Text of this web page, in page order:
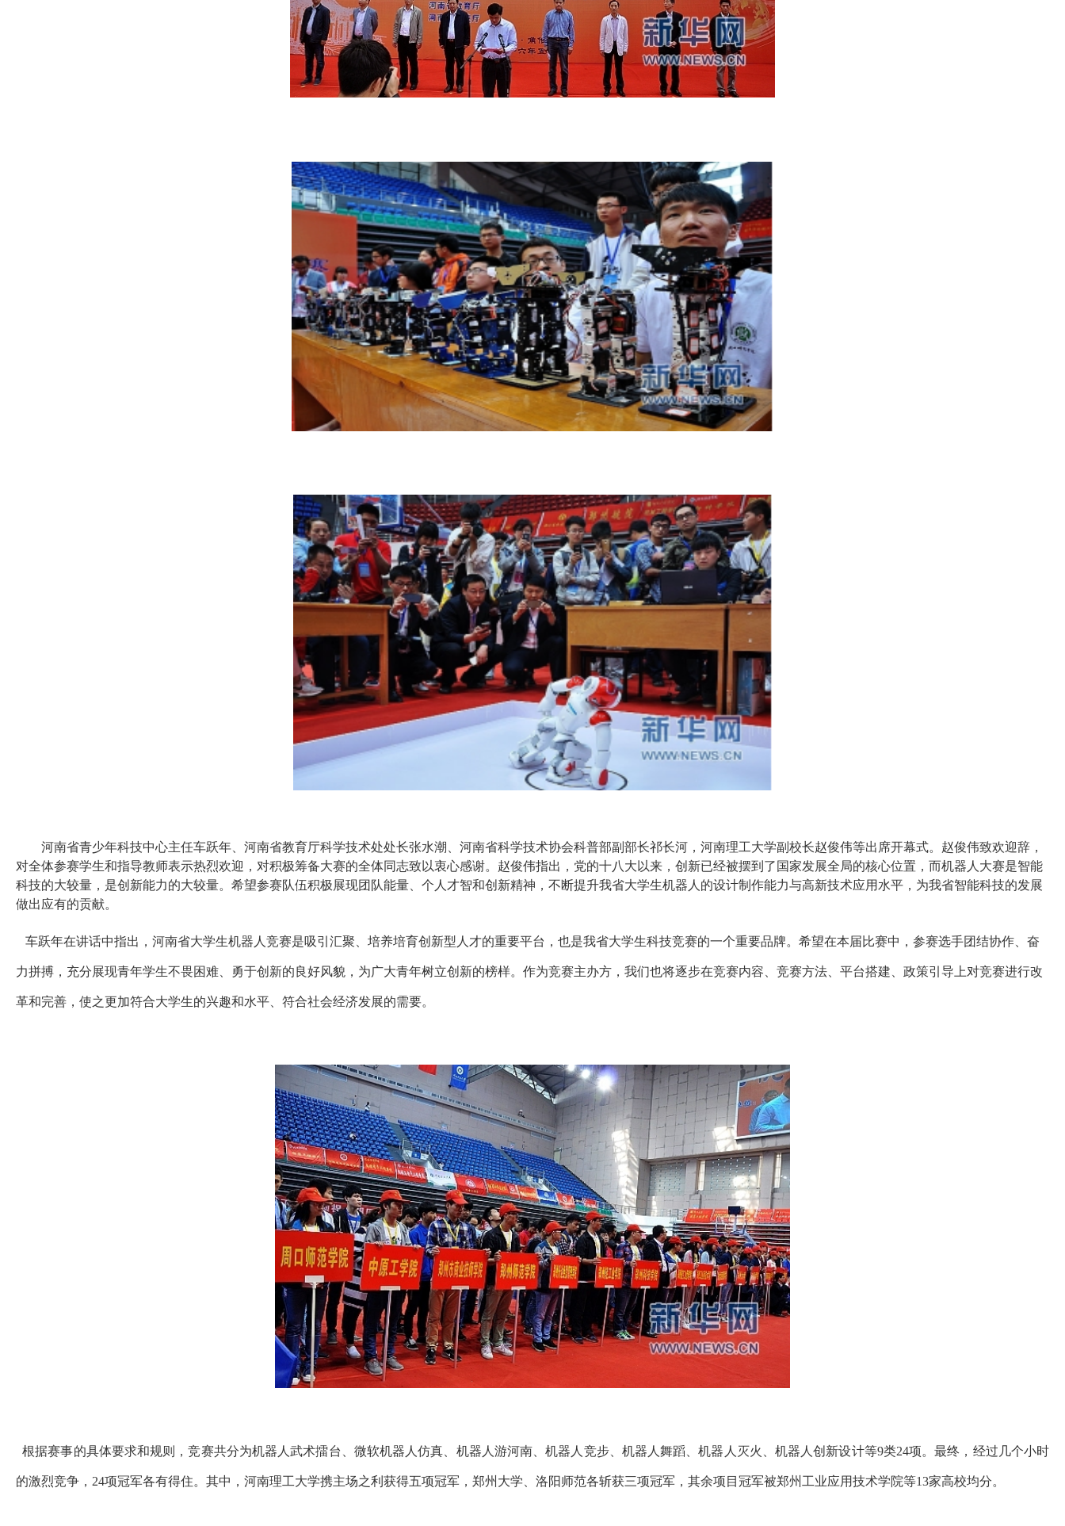
河南省青少年科技中心主任车跃年、河南省教育厅科学技术处处长张水潮、河南省科学技术协会科普部副部长祁长河， 河南理工大学副校长赵俊伟等出席开幕式。赵俊伟致欢迎辞，
对全体参赛学生和指导教师表示热烈欢迎，对积极筹备大赛的全体同志致以衷心感谢。赵俊伟指出，党的十八大以来，创新已经被摆到了国家发展全局的核心位置，而机器人大赛是智能
科技的大较量，是创新能力的大较量。希望参赛队伍积极展现团队能量、个人才智和创新精神，不断提升我省大学生机器人的设计制作能力与高新技术应用水平，为我省智能科技的发展
做出应有的贡献。
车跃年在讲话中指出，河南省大学生机器人竞赛是吸引汇聚、培养培育创新型人才的重要平台，也是我省大学生科技竞赛的一个重要品牌。希望在本届比赛中，参赛选手团结协作、奋
力拼搏，充分展现青年学生不畏困难、勇于创新的良好风貌，为广大青年树立创新的榜样。作为竞赛主办方，我们也将逐步在竞赛内容、竞赛方法、平台搭建、政策引导上对竞赛进行改
革和完善，使之更加符合大学生的兴趣和水平、符合社会经济发展的需要。
根据赛事的具体要求和规则，竞赛共分为机器人武术擂台、微软机器人仿真、机器人游河南、机器人竞步、机器人舞蹈、机器人灭火、机器人创新设计等9类24项。最终，经过几个小时
的激烈竞争，24项冠军各有得住。其中，河南理工大学携主场之利获得五项冠军，郑州大学、洛阳师范各斩获三项冠军，其余项目冠军被郑州工业应用技术学院等13家高校均分。